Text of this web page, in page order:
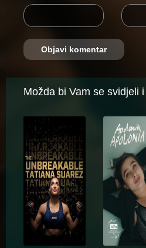
Možda bi Vam se svidjeli